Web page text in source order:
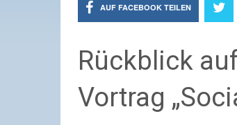
AUF FACEBOOK TEILEN
Rückblick
Vortrag